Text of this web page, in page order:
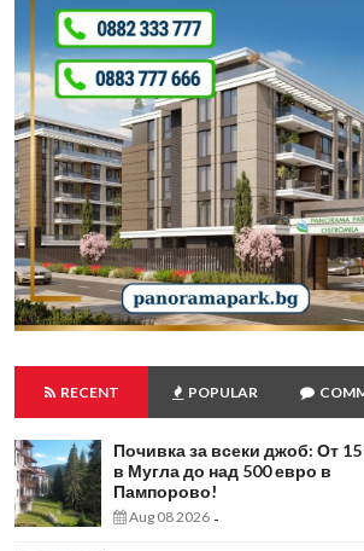
RECENT POPULAR
Почивка за всеки джоб: От
в Мугла до над 500 евро в
Пампорово!
Aug 08 2026 -